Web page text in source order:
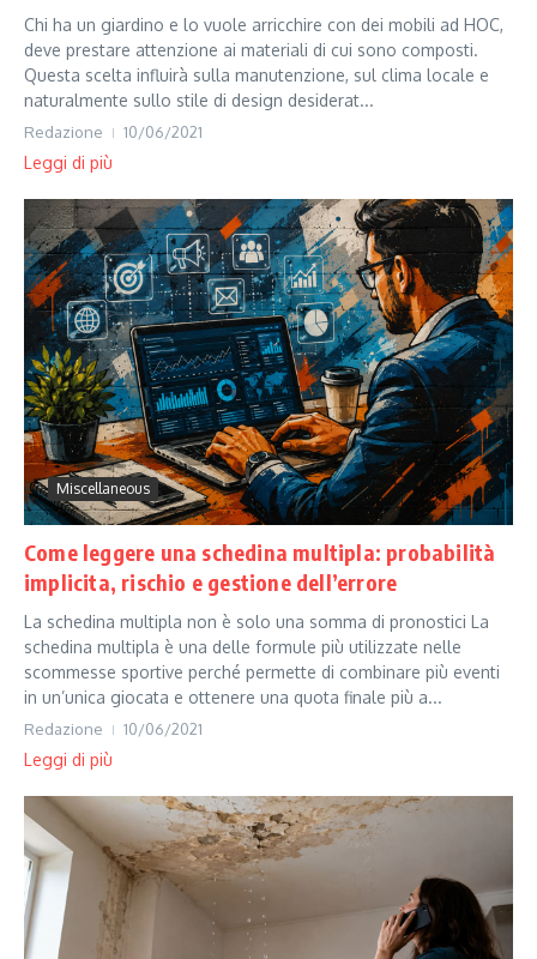
Chi ha un giardino e lo vuole arricchire con dei mobili ad HOC,
deve prestare attenzione ai materiali di cui sono composti.
Questa scelta influirà sulla manutenzione, sul clima locale e
naturalmente sullo stile di design desiderat...
Redazione 10/06/2021
Leggi di più
Miscellaneous
Come leggere una schedina multipla: probabilità
implicita, rischio e gestione dell’errore
La schedina multipla non è solo una somma di pronostici La
schedina multipla è una delle formule più utilizzate nelle
scommesse sportive perché permette di combinare più eventi
in un’unica giocata e ottenere una quota finale più a...
Redazione 10/06/2021
Leggi di più